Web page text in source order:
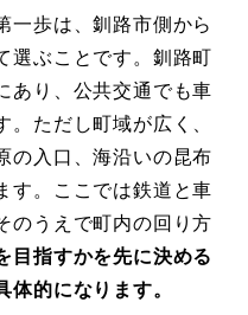
一歩は、釧路市側から
選ぶことです。釧路町
あり、公共交通でも車
。ただし町域が広く、
の入口、海沿いの昆布
す。ここでは鉄道と車
のうえで町内の回り方
目指すかを先に決める
体的になります。